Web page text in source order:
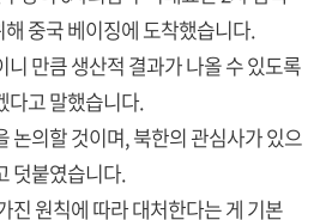
중국 베이징에 도착했습니다.
만큼 생산적 결과가 나올 수 있도록
다고 말했습니다.
논의할 것이며, 북한의 관심사가 있으
덧붙였습니다.
진 원칙에 따라 대처한다는 게 기본